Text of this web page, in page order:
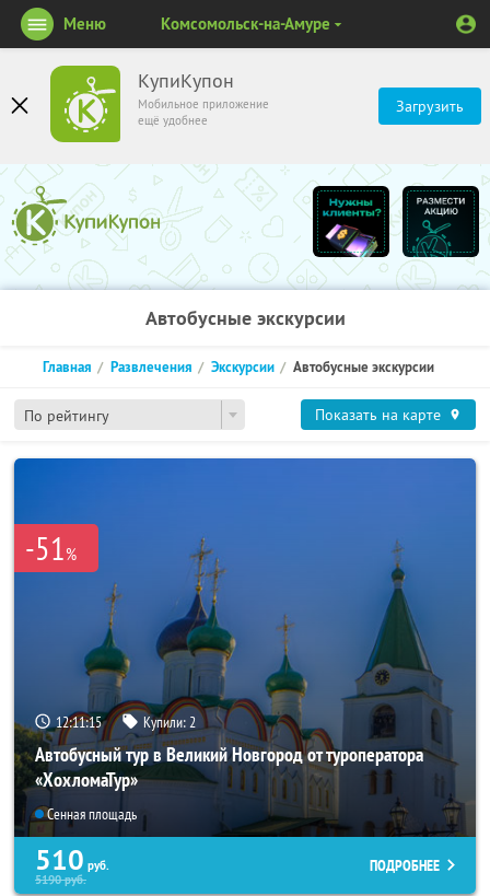
КупиКупон
Мобильное приложение
ещё удобнее
Загрузить
Меню Комсомольск-на-Амуре
Автобусные экскурсии
По рейтингу
Главная Развлечения Экскурсии Автобусные экскурсии
Показать на карте
-51%
12:11:14 Купили: 2
Автобусный тур в Великий Новгород от туроператора
«ХохломаТур»
Сенная площадь
510 руб.
5190руб.
ПОДРОБНЕЕ